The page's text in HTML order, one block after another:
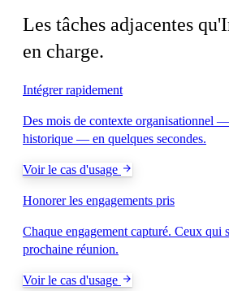
Les tâches adjacentes
en charge.
Intégrer rapidement
Des mois de contexte organisationnel
historique — en quelques secondes.
Voir le cas d'usage
Honorer les engagements pris
Chaque engagement capturé. Ceux qui
prochaine réunion.
Voir le cas d'usage